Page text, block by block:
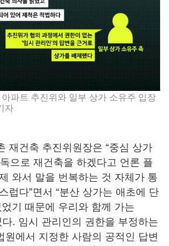
파트 추진위와 일부 상가 소유주 입장
자
재건축 추진위원장은 “중심 상가
으로 재건축을 하겠다고 언론 플
와서 말을 번복하는 것 자체가 통
럽다”면서 “분산 상가는 애초에 단
기 때문에 우리와 함께 가는
. 임시 관리인의 권한을 부정하는
원에서 지정한 사람의 공적인 답변